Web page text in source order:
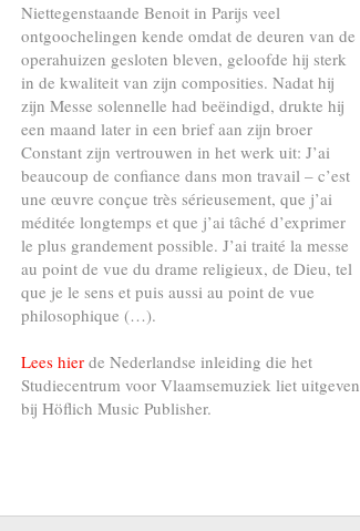
Niettegenstaande Benoit in Parijs veel
ontgoochelingen kende omdat de deuren van de
operahuizen gesloten bleven, geloofde hij sterk
in de kwaliteit van zijn composities. Nadat hij
zijn Messe solennelle had beëindigd, drukte hij
een maand later in een brief aan zijn broer
Constant zijn vertrouwen in het werk uit: J’ai
beaucoup de confiance dans mon travail – c’est
une œuvre conçue très sérieusement, que j’ai
méditée longtemps et que j’ai tâché d’exprimer
le plus grandement possible. J’ai traité la messe
au point de vue du drame religieux, de Dieu, tel
que je le sens et puis aussi au point de vue
philosophique (…).
Lees hier de Nederlandse inleiding die het
Studiecentrum voor Vlaamsemuziek liet uitgeven
bij Höflich Music Publisher.